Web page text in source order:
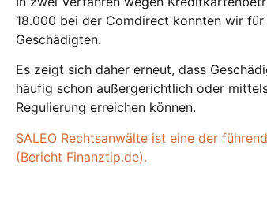
18.000 bei der Comdirect konnten wir
Geschädigten.
Es zeigt sich daher erneut, dass
häufig schon außergerichtlich oder
Regulierung erreichen können.
SALEO Rechtsanwälte ist eine der
(Bericht Finanztip.de).